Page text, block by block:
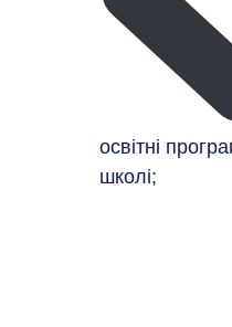
освітні
школі;